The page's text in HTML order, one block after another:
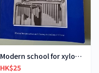
Modern school for xylophone marimba vibraphone
HK$25